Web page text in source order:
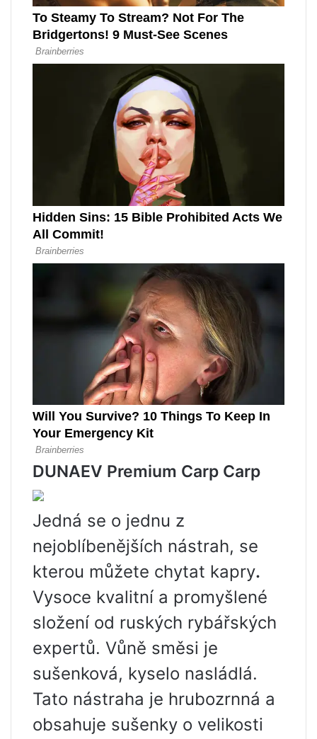
DUNAEV Premium Carp Carp
Jedná se o jednu z
nejoblíbenějších nástrah, se
kterou můžete chytat kapry.
Vysoce kvalitní a promyšlené
složení od ruských rybářských
expertů. Vůně směsi je
sušenková, kyselo nasládlá.
Tato nástraha je hrubozrnná a
obsahuje sušenky o velikosti